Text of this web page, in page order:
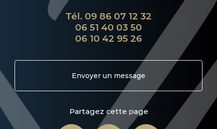
Tél. 09 86 07 12 32
06 51 40 03 50
06 10 42 95 26
Envoyer un message
Partagez cette page